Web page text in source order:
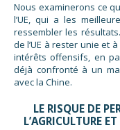
Nous examinerons ce
l’UE, qui a les
ressembler les
de l’UE à rester unie et
intérêts offensifs, en
déjà confronté à un
avec la Chine.
LE RISQUE DE
L’AGRICULTURE